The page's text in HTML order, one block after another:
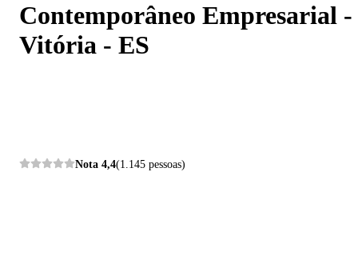
Contemporâneo Empresarial -
Vitória - ES
Nota 4,4(1.145 pessoas)